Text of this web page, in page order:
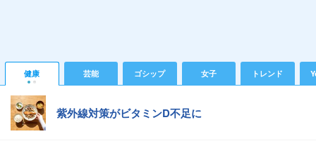
健康 芸能 ゴシップ 女子 トレンド
紫外線対策がビタミンD不足に